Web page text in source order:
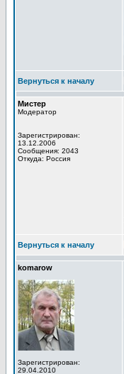
Вернуться к началу
Мистер
Модератор
Зарегистрирован:
13.12.2006
Сообщения: 2043
Откуда: Россия
Вернуться к началу
komarow
Зарегистрирован:
29.04.2010